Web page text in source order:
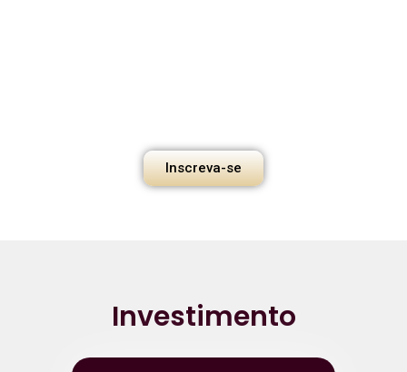
Inscreva-se
Investimento